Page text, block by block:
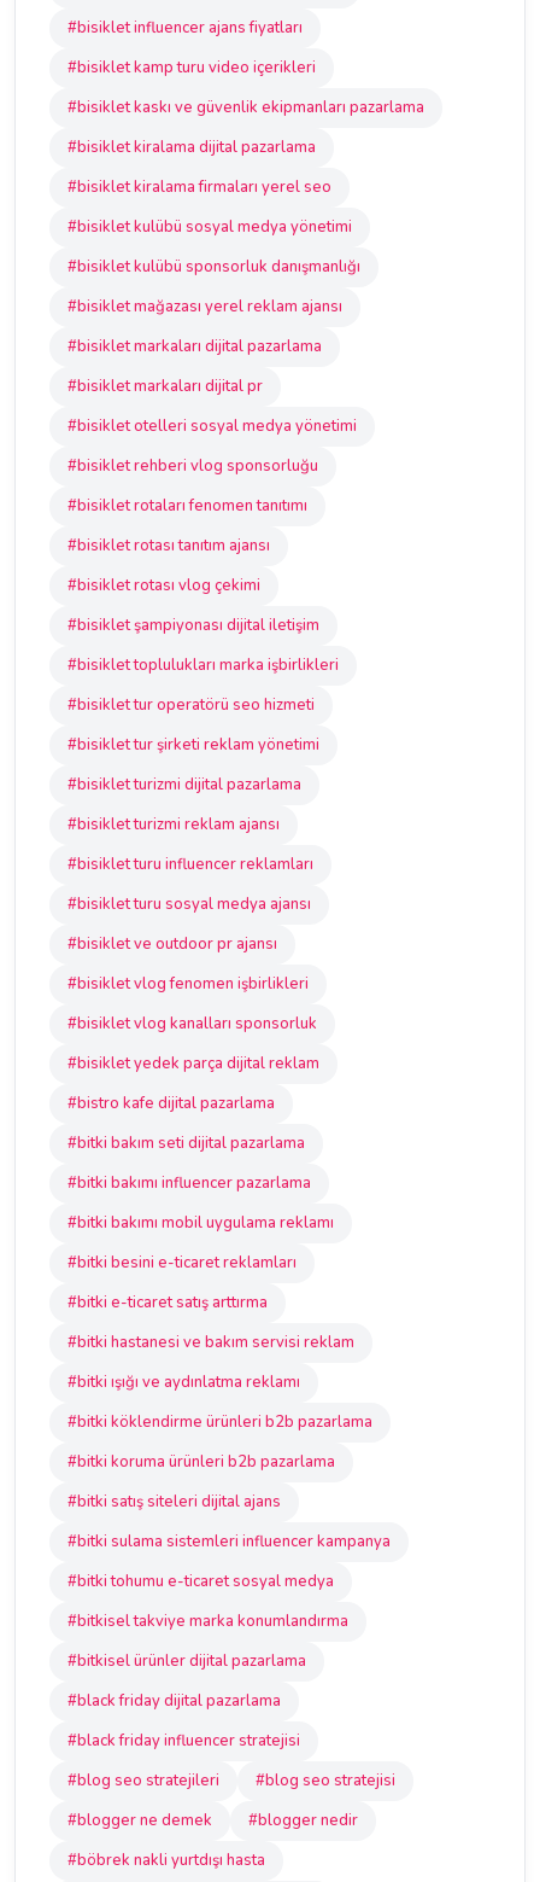
#bisiklet influencer ajans fiyatları
#bisiklet kamp turu video içerikleri
#bisiklet kaskı ve güvenlik ekipmanları pazarlama
#bisiklet kiralama dijital pazarlama
#bisiklet kiralama firmaları yerel seo
#bisiklet kulübü sosyal medya yönetimi
#bisiklet kulübü sponsorluk danışmanlığı
#bisiklet mağazası yerel reklam ajansı
#bisiklet markaları dijital pazarlama
#bisiklet markaları dijital pr
#bisiklet otelleri sosyal medya yönetimi
#bisiklet rehberi vlog sponsorluğu
#bisiklet rotaları fenomen tanıtımı
#bisiklet rotası tanıtım ajansı
#bisiklet rotası vlog çekimi
#bisiklet şampiyonası dijital iletişim
#bisiklet toplulukları marka işbirlikleri
#bisiklet tur operatörü seo hizmeti
#bisiklet tur şirketi reklam yönetimi
#bisiklet turizmi dijital pazarlama
#bisiklet turizmi reklam ajansı
#bisiklet turu influencer reklamları
#bisiklet turu sosyal medya ajansı
#bisiklet ve outdoor pr ajansı
#bisiklet vlog fenomen işbirlikleri
#bisiklet vlog kanalları sponsorluk
#bisiklet yedek parça dijital reklam
#bistro kafe dijital pazarlama
#bitki bakım seti dijital pazarlama
#bitki bakımı influencer pazarlama
#bitki bakımı mobil uygulama reklamı
#bitki besini e-ticaret reklamları
#bitki e-ticaret satış arttırma
#bitki hastanesi ve bakım servisi reklam
#bitki ışığı ve aydınlatma reklamı
#bitki köklendirme ürünleri b2b pazarlama
#bitki koruma ürünleri b2b pazarlama
#bitki satış siteleri dijital ajans
#bitki sulama sistemleri influencer kampanya
#bitki tohumu e-ticaret sosyal medya
#bitkisel takviye marka konumlandırma
#bitkisel ürünler dijital pazarlama
#black friday dijital pazarlama
#black friday influencer stratejisi
#blog seo stratejileri
#blog seo stratejisi
#blogger ne demek
#blogger nedir
#böbrek nakli yurtdışı hasta